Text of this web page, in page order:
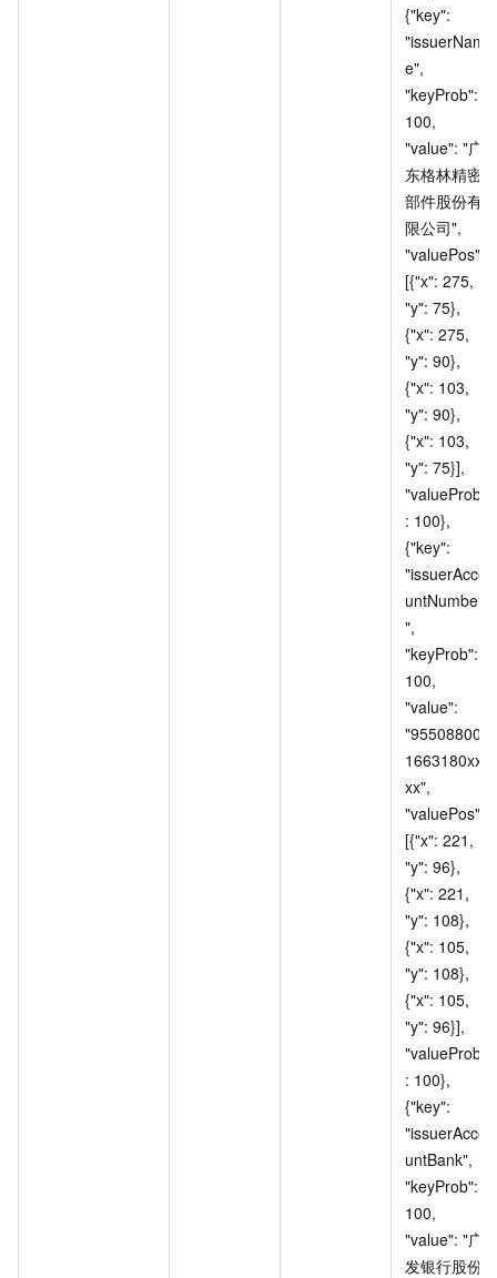
{"key":
"issuerNam
e",
"keyProb":
100,
"value": "广
东格林精密
部件股份有
限公司",
"valuePos":
[{"x": 275,
"y": 75},
{"x": 275,
"y": 90},
{"x": 103,
"y": 90},
{"x": 103,
"y": 75}],
"valueProb"
: 100},
{"key":
"issuerAcco
untNumber
",
"keyProb":
100,
"value":
"95508800
1663180xx
xx",
"valuePos":
[{"x": 221,
"y": 96},
{"x": 221,
"y": 108},
{"x": 105,
"y": 108},
{"x": 105,
"y": 96}],
"valueProb"
: 100},
{"key":
"issuerAcco
untBank",
"keyProb":
100,
"value": "广
发银行股份